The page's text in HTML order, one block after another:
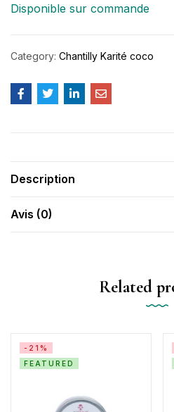
Disponible sur commande
Category: Chantilly Karité coco
Description
Avis (0)
Related
-21%
FEATURED